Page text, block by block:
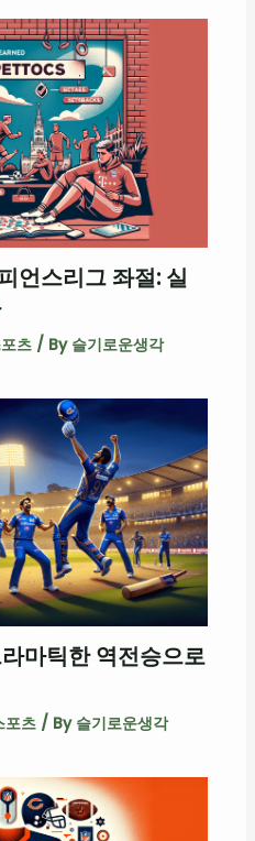
언스리그 좌절: 실
츠/ By 슬기로운생각
마틱한 역전승으로
포츠/ By 슬기로운생각